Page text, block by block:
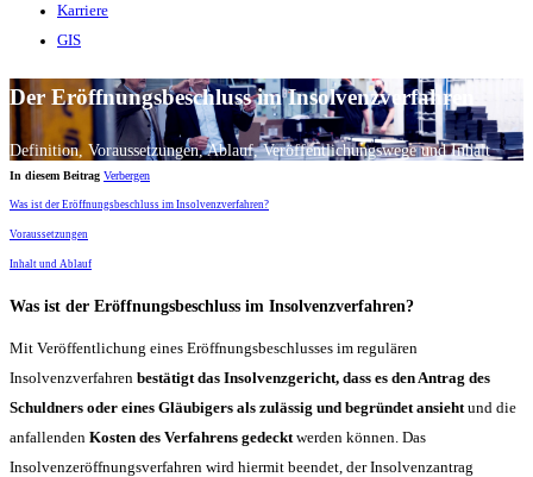
Karriere
GIS
Der Eröffnungsbeschluss im Insolvenzverfahren
Definition, Voraussetzungen, Ablauf, Veröffentlichungswege und Inhalt
In diesem Beitrag Verbergen
Was ist der Eröffnungsbeschluss im Insolvenzverfahren?
Voraussetzungen
Inhalt und Ablauf
Was ist der Eröffnungsbeschluss im Insolvenzverfahren?
Mit Veröffentlichung eines Eröffnungsbeschlusses im regulären
Insolvenzverfahren bestätigt das Insolvenzgericht, dass es den Antrag des
Schuldners oder eines Gläubigers als zulässig und begründet ansieht und die
anfallenden Kosten des Verfahrens gedeckt werden können. Das
Insolvenzeröffnungsverfahren wird hiermit beendet, der Insolvenzantrag